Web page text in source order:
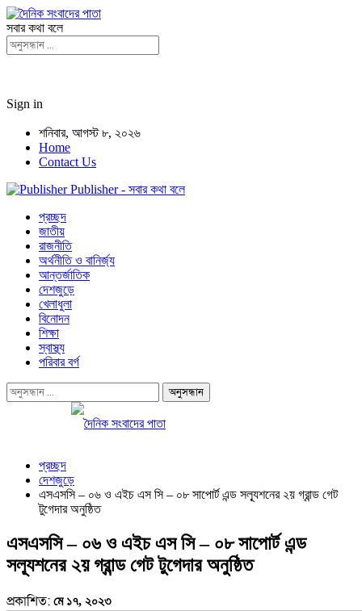
সবার কথা বলে
Sign in
শনিবার, আগস্ট ৮, ২০২৬
Home
Contact Us
Publisher - সবার কথা বলে
প্রচ্ছদ
জাতীয়
রাজনীতি
অর্থনীতি ও বানির্জ্য
আন্তর্জাতিক
দেশজুড়ে
খেলাধুলা
বিনোদন
শিক্ষা
স্বাস্থ্য
পরিবার বর্গ
প্রচ্ছদ
দেশজুড়ে
এসএসসি – ০৬ ও এইচ এস সি – ০৮ সাপোর্ট এন্ড সল্যূশনের ২য় গ্রান্ড গেট
টুগেদার অনুষ্ঠিত
এসএসসি – ০৬ ও এইচ এস সি – ০৮ সাপোর্ট এন্ড
সল্যূশনের ২য় গ্রান্ড গেট টুগেদার অনুষ্ঠিত
প্রকাশিত: মে ১৭, ২০২৩